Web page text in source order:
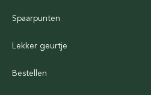
Spaarpunten
Lekker geurtje
Bestellen